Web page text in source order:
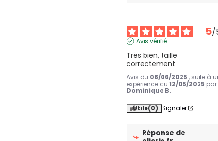
5/
Avis vérifié
Très bien, taille
correctement
Avis du 08/06/2025 , suite à
expérience du 12/05/2025 par
Dominique B.
Utile(0) Signaler
Réponse de